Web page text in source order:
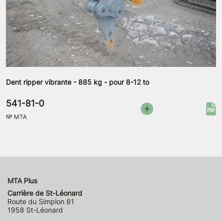
Dent ripper vibrante - 885 kg - pour 8-12 to
541-81-0
№ MTA
MTA Plus
Carrière de St-Léonard
Route du Simplon 81
1958 St-Léonard